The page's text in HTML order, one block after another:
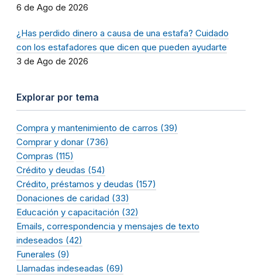
6 de Ago de 2026
¿Has perdido dinero a causa de una estafa? Cuidado
con los estafadores que dicen que pueden ayudarte
3 de Ago de 2026
Explorar por tema
Compra y mantenimiento de carros (39)
Comprar y donar (736)
Compras (115)
Crédito y deudas (54)
Crédito, préstamos y deudas (157)
Donaciones de caridad (33)
Educación y capacitación (32)
Emails, correspondencia y mensajes de texto
indeseados (42)
Funerales (9)
Llamadas indeseadas (69)